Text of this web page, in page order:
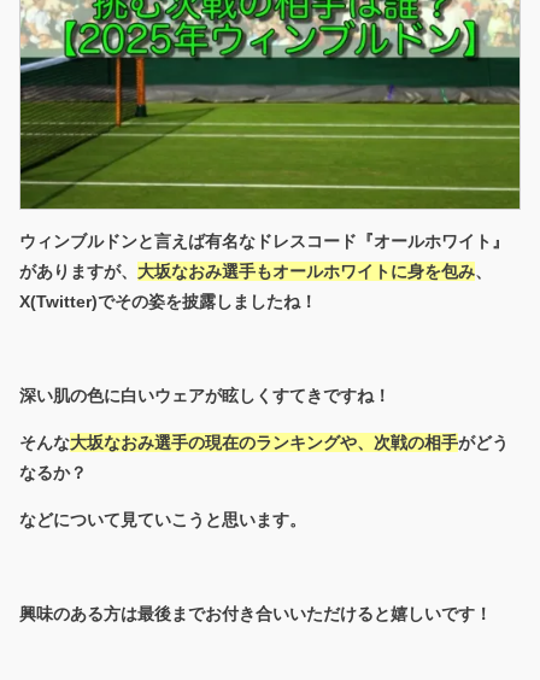
ウィンブルドンと言えば有名なドレスコード『オールホワイト』
がありますが、 大坂なおみ選手もオールホワイトに身を包み、
X(Twitter)でその姿を披露しましたね！
深い肌の色に白いウェアが眩しくすてきですね！
そんな大坂なおみ選手の現在のランキングや、次戦の相手がどう
なるか？
などについて見ていこうと思います。
興味のある方は最後までお付き合いいただけると嬉しいです！